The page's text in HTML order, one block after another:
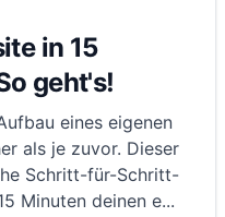
in 15
geht's!
eines eigenen
als je zuvor. Dieser
Schritt-für-Schritt-
Minuten deinen e...